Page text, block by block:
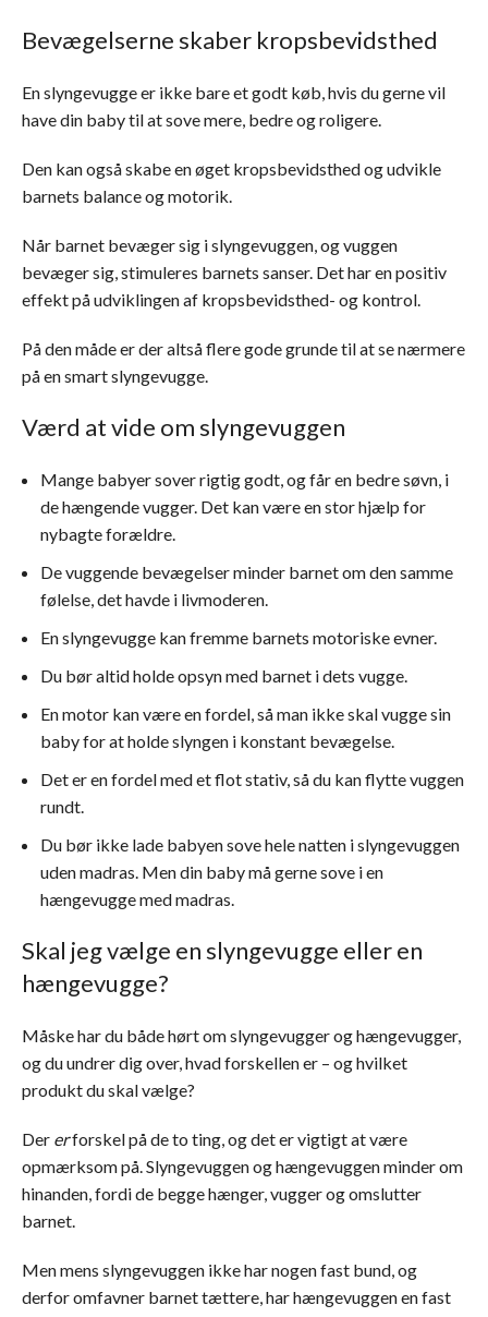
Bevægelserne skaber kropsbevidsthed
En slyngevugge er ikke bare et godt køb, hvis du gerne vil
have din baby til at sove mere, bedre og roligere.
Den kan også skabe en øget kropsbevidsthed og udvikle
barnets balance og motorik.
Når barnet bevæger sig i slyngevuggen, og vuggen
bevæger sig, stimuleres barnets sanser. Det har en positiv
effekt på udviklingen af kropsbevidsthed- og kontrol.
På den måde er der altså flere gode grunde til at se nærmere
på en smart slyngevugge.
Værd at vide om slyngevuggen
Mange babyer sover rigtig godt, og får en bedre søvn, i
de hængende vugger. Det kan være en stor hjælp for
nybagte forældre.
De vuggende bevægelser minder barnet om den samme
følelse, det havde i livmoderen.
En slyngevugge kan fremme barnets motoriske evner.
Du bør altid holde opsyn med barnet i dets vugge.
En motor kan være en fordel, så man ikke skal vugge sin
baby for at holde slyngen i konstant bevægelse.
Det er en fordel med et flot stativ, så du kan flytte vuggen
rundt.
Du bør ikke lade babyen sove hele natten i slyngevuggen
uden madras. Men din baby må gerne sove i en
hængevugge med madras.
Skal jeg vælge en slyngevugge eller en
hængevugge?
Måske har du både hørt om slyngevugger og hængevugger,
og du undrer dig over, hvad forskellen er – og hvilket
produkt du skal vælge?
Der erforskel på de to ting, og det er vigtigt at være
opmærksom på. Slyngevuggen og hængevuggen minder om
hinanden, fordi de begge hænger, vugger og omslutter
barnet.
Men mens slyngevuggen ikke har nogen fast bund, og
derfor omfavner barnet tættere, har hængevuggen en fast